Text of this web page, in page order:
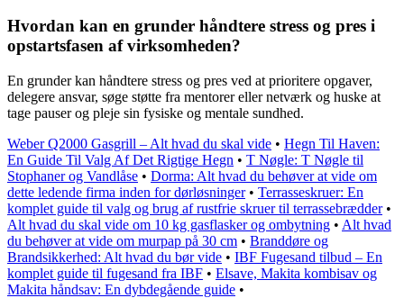
Hvordan kan en grunder håndtere stress og pres i
opstartsfasen af virksomheden?
En grunder kan håndtere stress og pres ved at prioritere opgaver,
delegere ansvar, søge støtte fra mentorer eller netværk og huske at
tage pauser og pleje sin fysiske og mentale sundhed.
Weber Q2000 Gasgrill – Alt hvad du skal vide • Hegn Til Haven:
En Guide Til Valg Af Det Rigtige Hegn • T Nøgle: T Nøgle til
Stophaner og Vandlåse • Dorma: Alt hvad du behøver at vide om
dette ledende firma inden for dørløsninger• Terrasseskruer: En
komplet guide til valg og brug af rustfrie skruer til terrassebrædder•
Alt hvad du skal vide om 10 kg gasflasker og ombytning • Alt hvad
du behøver at vide om murpap på 30 cm • Branddøre og
Brandsikkerhed: Alt hvad du bør vide • IBF Fugesand tilbud – En
komplet guide til fugesand fra IBF • Elsave, Makita kombisav og
Makita håndsav: En dybdegående guide •